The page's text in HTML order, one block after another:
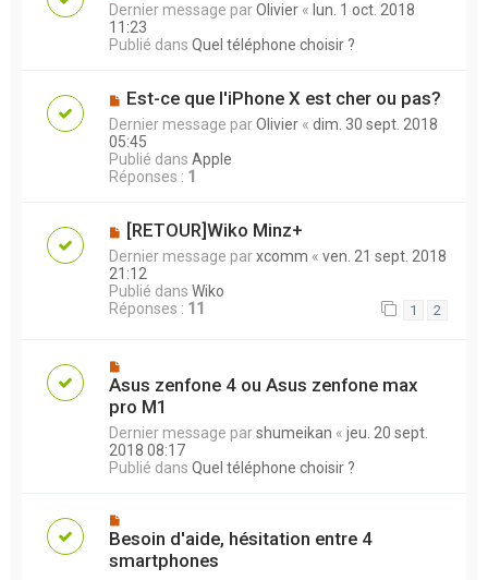
Dernier message parOlivier « lun. 1 oct. 2018
11:23
Publié dans Quel téléphone choisir ?
Est-ce que l'iPhone X est cher ou pas?
Dernier message parOlivier « dim. 30 sept. 2018
05:45
Publié dans Apple
Réponses : 1
[RETOUR]Wiko Minz+
Dernier message parxcomm « ven. 21 sept. 2018
21:12
Publié dans Wiko
Réponses : 11 1 2
Asus zenfone 4 ou Asus zenfone max
pro M1
Dernier message parshumeikan « jeu. 20 sept.
2018 08:17
Publié dans Quel téléphone choisir ?
Besoin d'aide, hésitation entre 4
smartphones